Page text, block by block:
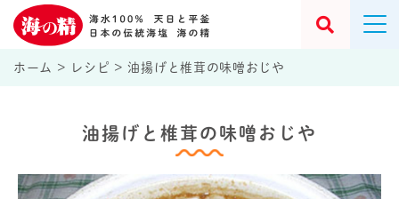
ホーム > レシピ >油揚げと椎茸の味噌おじや
油揚げと椎茸の味噌おじや